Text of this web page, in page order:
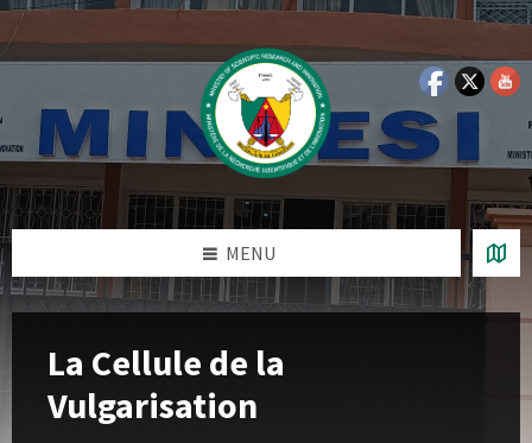
Skip
to
Skip
to
Skip
to
MENU
La Cellule de la
Vulgarisation